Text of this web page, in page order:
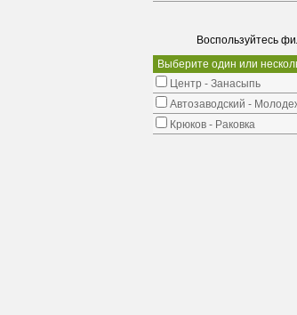
Воспользуйтесь
Выберите один или
Центр - Занасыпь
Автозаводский -
Крюков - Раковка